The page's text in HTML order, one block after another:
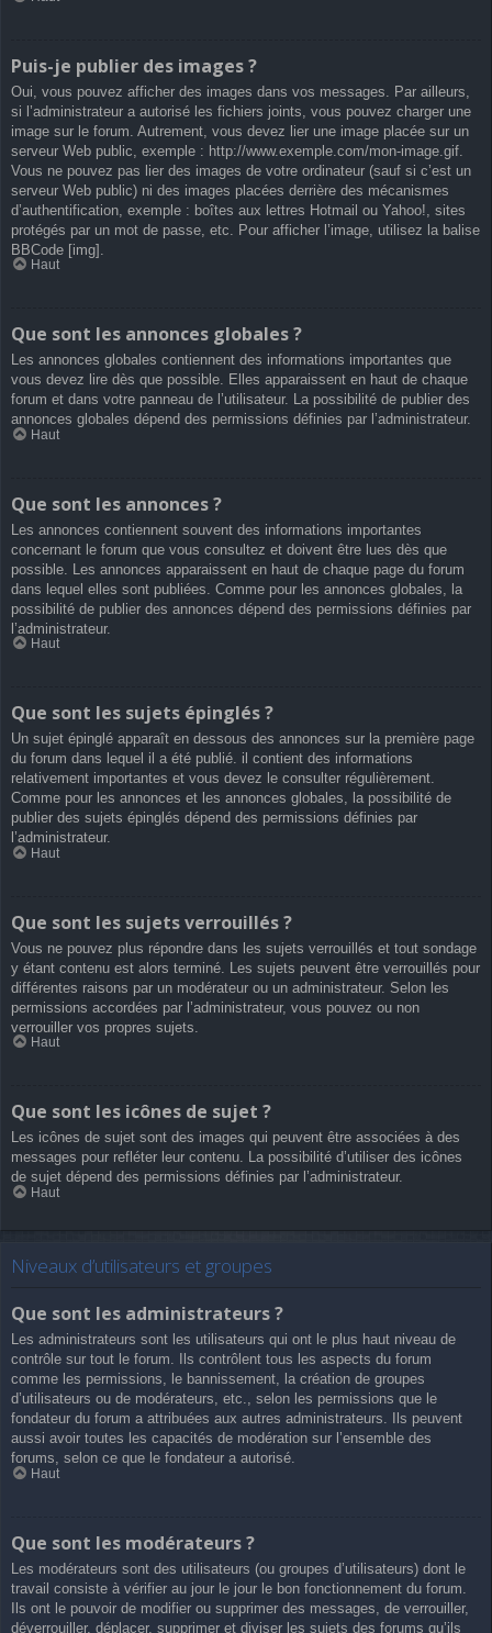
Puis-je publier des images ?
Oui, vous pouvez afficher des images dans vos messages. Par ailleurs,
si l’administrateur a autorisé les fichiers joints, vous pouvez charger une
image sur le forum. Autrement, vous devez lier une image placée sur un
serveur Web public, exemple : http://www.exemple.com/mon-image.gif.
Vous ne pouvez pas lier des images de votre ordinateur (sauf si c’est un
serveur Web public) ni des images placées derrière des mécanismes
d’authentification, exemple : boîtes aux lettres Hotmail ou Yahoo!, sites
protégés par un mot de passe, etc. Pour afficher l’image, utilisez la balise
BBCode [img].
Haut
Que sont les annonces globales ?
Les annonces globales contiennent des informations importantes que
vous devez lire dès que possible. Elles apparaissent en haut de chaque
forum et dans votre panneau de l’utilisateur. La possibilité de publier des
annonces globales dépend des permissions définies par l’administrateur.
Haut
Que sont les annonces ?
Les annonces contiennent souvent des informations importantes
concernant le forum que vous consultez et doivent être lues dès que
possible. Les annonces apparaissent en haut de chaque page du forum
dans lequel elles sont publiées. Comme pour les annonces globales, la
possibilité de publier des annonces dépend des permissions définies par
l’administrateur.
Haut
Que sont les sujets épinglés ?
Un sujet épinglé apparaît en dessous des annonces sur la première page
du forum dans lequel il a été publié. il contient des informations
relativement importantes et vous devez le consulter régulièrement.
Comme pour les annonces et les annonces globales, la possibilité de
publier des sujets épinglés dépend des permissions définies par
l’administrateur.
Haut
Que sont les sujets verrouillés ?
Vous ne pouvez plus répondre dans les sujets verrouillés et tout sondage
y étant contenu est alors terminé. Les sujets peuvent être verrouillés pour
différentes raisons par un modérateur ou un administrateur. Selon les
permissions accordées par l’administrateur, vous pouvez ou non
verrouiller vos propres sujets.
Haut
Que sont les icônes de sujet ?
Les icônes de sujet sont des images qui peuvent être associées à des
messages pour refléter leur contenu. La possibilité d’utiliser des icônes
de sujet dépend des permissions définies par l’administrateur.
Haut
Niveaux d’utilisateurs et groupes
Que sont les administrateurs ?
Les administrateurs sont les utilisateurs qui ont le plus haut niveau de
contrôle sur tout le forum. Ils contrôlent tous les aspects du forum
comme les permissions, le bannissement, la création de groupes
d’utilisateurs ou de modérateurs, etc., selon les permissions que le
fondateur du forum a attribuées aux autres administrateurs. Ils peuvent
aussi avoir toutes les capacités de modération sur l’ensemble des
forums, selon ce que le fondateur a autorisé.
Haut
Que sont les modérateurs ?
Les modérateurs sont des utilisateurs (ou groupes d’utilisateurs) dont le
travail consiste à vérifier au jour le jour le bon fonctionnement du forum.
Ils ont le pouvoir de modifier ou supprimer des messages, de verrouiller,
déverrouiller, déplacer, supprimer et diviser les sujets des forums qu’ils